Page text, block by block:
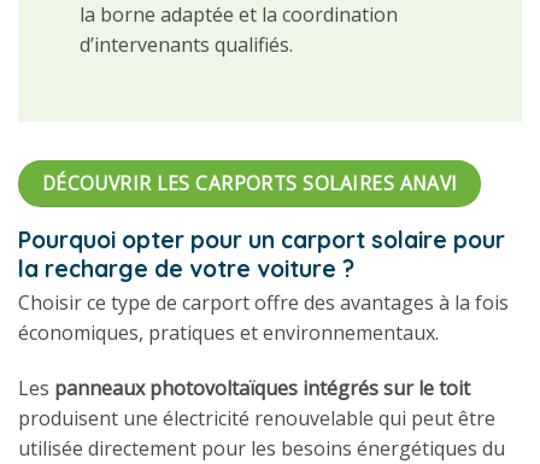
la borne adaptée et la coordination
d’intervenants qualifiés.
DÉCOUVRIR LES CARPORTS SOLAIRES ANAVI
Pourquoi opter pour un carport solaire pour
la recharge de votre voiture ?
Choisir ce type de carport offre des avantages à la fois
économiques, pratiques et environnementaux.
Les panneaux photovoltaïques intégrés sur le toit
produisent une électricité renouvelable qui peut être
utilisée directement pour les besoins énergétiques du